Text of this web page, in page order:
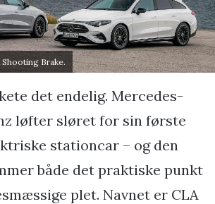
Brake.
det endelig. Mercedes-
løfter sløret for sin første
stationcar – og den
både det praktiske punkt
plet. Navnet er CLA